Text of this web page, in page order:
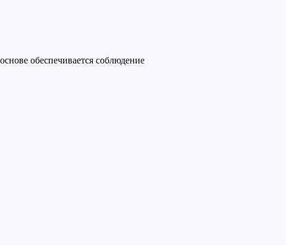
обеспечивается соблюдение